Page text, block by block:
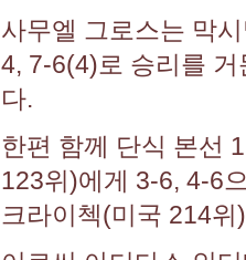
사무엘 그로스는 막
4, 7-6(4)로 승리를
다.
한편 함께 단식 본선
123위)에게 3-6, 4-6
크라이첵(미국 214